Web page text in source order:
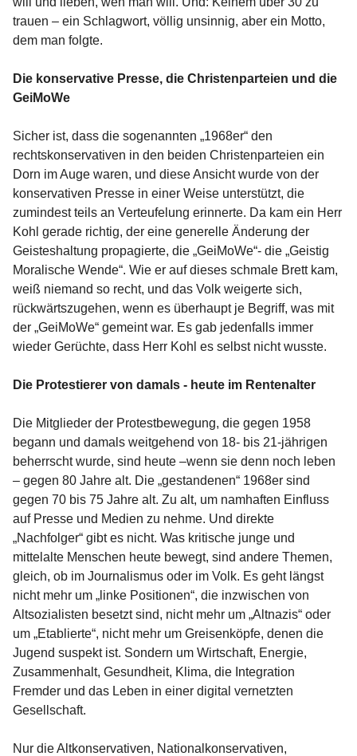
trauen – ein Schlagwort, völlig unsinnig, aber ein Motto,
dem man folgte.
Die konservative Presse, die Christenparteien und die
GeiMoWe
Sicher ist, dass die sogenannten „1968er“ den
rechtskonservativen in den beiden Christenparteien ein
Dorn im Auge waren, und diese Ansicht wurde von der
konservativen Presse in einer Weise unterstützt, die
zumindest teils an Verteufelung erinnerte. Da kam ein Herr
Kohl gerade richtig, der eine generelle Änderung der
Geisteshaltung propagierte, die „GeiMoWe“- die „Geistig
Moralische Wende“. Wie er auf dieses schmale Brett kam,
weiß niemand so recht, und das Volk weigerte sich,
rückwärtszugehen, wenn es überhaupt je Begriff, was mit
der „GeiMoWe“ gemeint war. Es gab jedenfalls immer
wieder Gerüchte, dass Herr Kohl es selbst nicht wusste.
Die Protestierer von damals - heute im Rentenalter
Die Mitglieder der Protestbewegung, die gegen 1958
begann und damals weitgehend von 18- bis 21-jährigen
beherrscht wurde, sind heute –wenn sie denn noch leben
– gegen 80 Jahre alt. Die „gestandenen“ 1968er sind
gegen 70 bis 75 Jahre alt. Zu alt, um namhaften Einfluss
auf Presse und Medien zu nehme. Und direkte
„Nachfolger“ gibt es nicht. Was kritische junge und
mittelalte Menschen heute bewegt, sind andere Themen,
gleich, ob im Journalismus oder im Volk. Es geht längst
nicht mehr um „linke Positionen“, die inzwischen von
Altsozialisten besetzt sind, nicht mehr um „Altnazis“ oder
um „Etablierte“, nicht mehr um Greisenköpfe, denen die
Jugend suspekt ist. Sondern um Wirtschaft, Energie,
Zusammenhalt, Gesundheit, Klima, die Integration
Fremder und das Leben in einer digital vernetzten
Gesellschaft.
Nur die Altkonservativen, Nationalkonservativen,